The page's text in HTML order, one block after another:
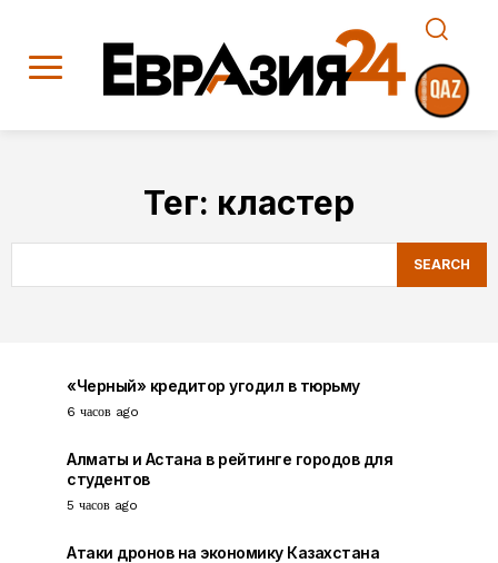
Тег: кластер
SEARCH
«Черный» кредитор угодил в тюрьму
6 часов ago
Алматы и Астана в рейтинге городов для
студентов
5 часов ago
Атаки дронов на экономику Казахстана